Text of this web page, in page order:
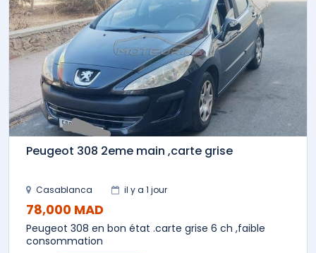
Peugeot 308 2eme main ,carte grise
Casablanca il y a 1 jour
78,000 MAD
Peugeot 308 en bon état .carte grise 6 ch ,faible
consommation